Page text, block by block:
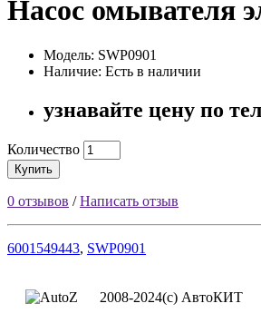
Насос омывателя
Модель: SWP0901
Наличие: Есть в наличии
узнавайте цену по
Количество
Купить
0 отзывов /Написать отзыв
6001549443, SWP0901
2008-2024(c) АвтоКИТ